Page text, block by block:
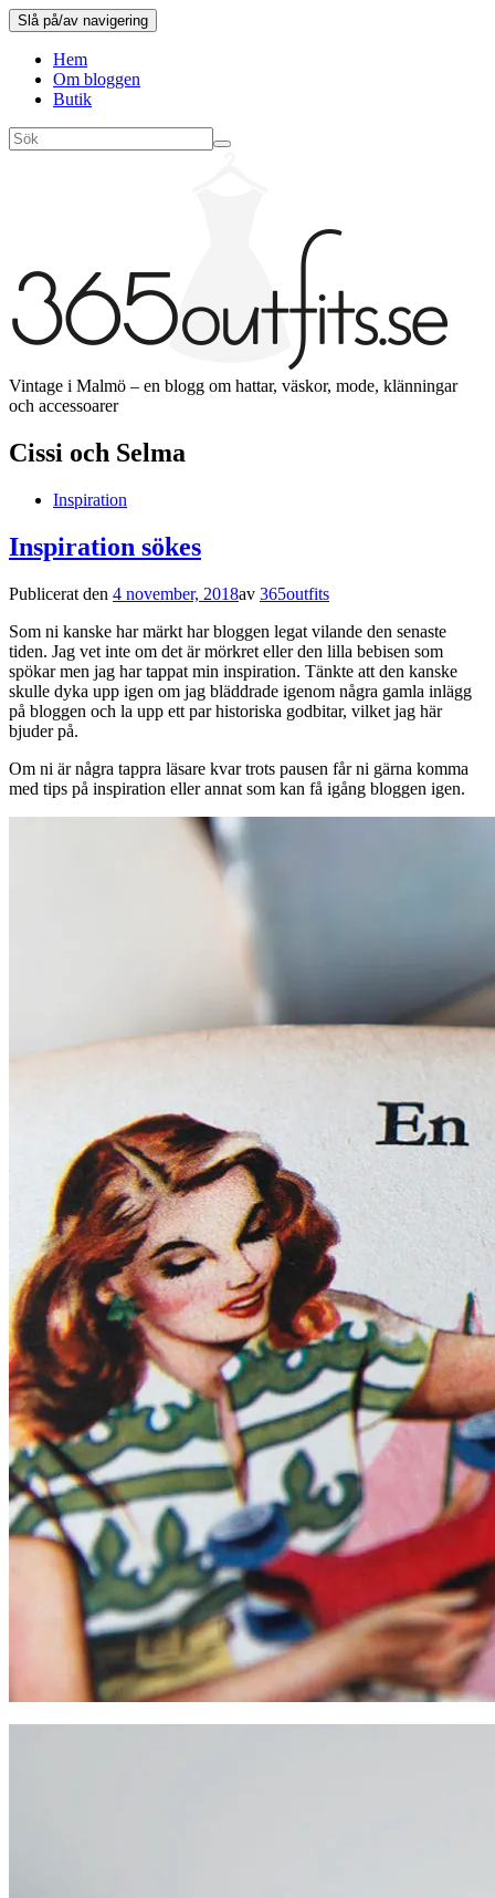
Slå på/av navigering
Hem
Om bloggen
Butik
Vintage i Malmö – en blogg om hattar, väskor, mode, klänningar
och accessoarer
Cissi och Selma
Inspiration
Inspiration sökes
Publicerat den 4 november, 2018av 365outfits
Som ni kanske har märkt har bloggen legat vilande den senaste
tiden. Jag vet inte om det är mörkret eller den lilla bebisen som
spökar men jag har tappat min inspiration. Tänkte att den kanske
skulle dyka upp igen om jag bläddrade igenom några gamla inlägg
på bloggen och la upp ett par historiska godbitar, vilket jag här
bjuder på.
Om ni är några tappra läsare kvar trots pausen får ni gärna komma
med tips på inspiration eller annat som kan få igång bloggen igen.